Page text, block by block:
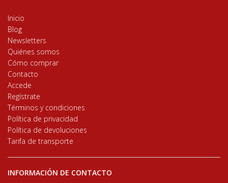
Inicio
Blog
Newsletters
Quiénes somos
Cómo comprar
Contacto
Accede
Regístrate
Términos y condiciones
Política de privacidad
Política de devoluciones
Tarifa de transporte
INFORMACIÓN DE CONTACTO